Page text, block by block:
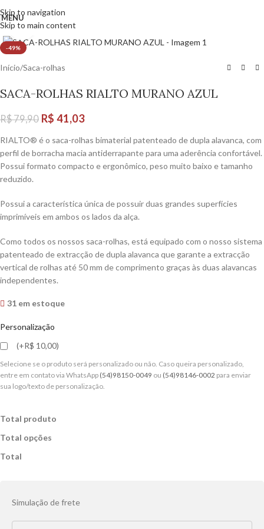
Skip to navigation
Skip to main content
MENU
-49%
Tela cheia
Início/Saca-rolhas
SACA-ROLHAS RIALTO MURANO AZUL
R$79,90 R$ 41,03
RIALTO® é o saca-rolhas bimaterial patenteado de dupla alavanca, com
perfil de borracha macia antiderrapante para uma aderência confortável.
Possui formato compacto e ergonômico, peso muito baixo e tamanho
reduzido.
Possui a característica única de possuir duas grandes superfícies
imprimíveis em ambos os lados da alça.
Como todos os nossos saca-rolhas, está equipado com o nosso sistema
patenteado de extracção de dupla alavanca que garante a extracção
vertical de rolhas até 50 mm de comprimento graças às duas alavancas
independentes.
31 em estoque
Personalização
(+R$ 10,00)
Selecione se o produto será personalizado ou não. Caso queira personalizado,
entre em contato via WhatsApp (54)98150-0049 ou (54)98146-0002 para enviar
sua logo/texto de personalização.
Total produto
Total opções
Total
Simulação de frete